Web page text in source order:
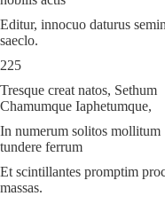
Editur, innocuo daturus
saeclo.
225
Tresque creat natos, Sethum
Chamumque Iaphetumque,
In numerum solitos mollitum
tundere ferrum
Et scintillantes promptim
massas.